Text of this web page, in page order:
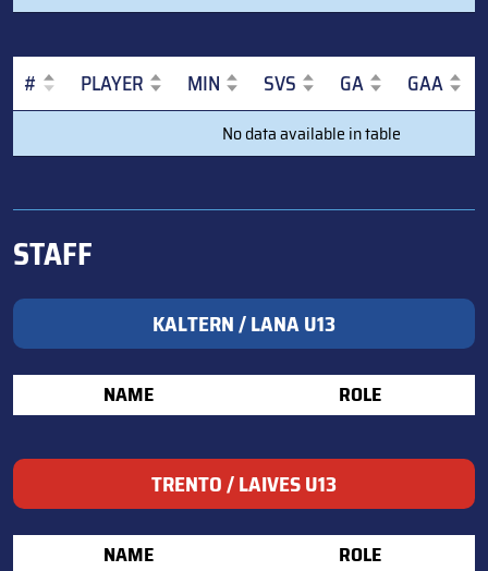
# PLAYER MIN SVS GA GAA
SVS GA
No data available in table
STAFF
KALTERN / LANA U13
NAME ROLE
TRENTO / LAIVES U13
NAME ROLE